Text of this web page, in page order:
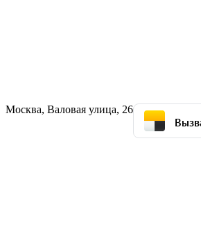
Москва, Валовая улица, 26